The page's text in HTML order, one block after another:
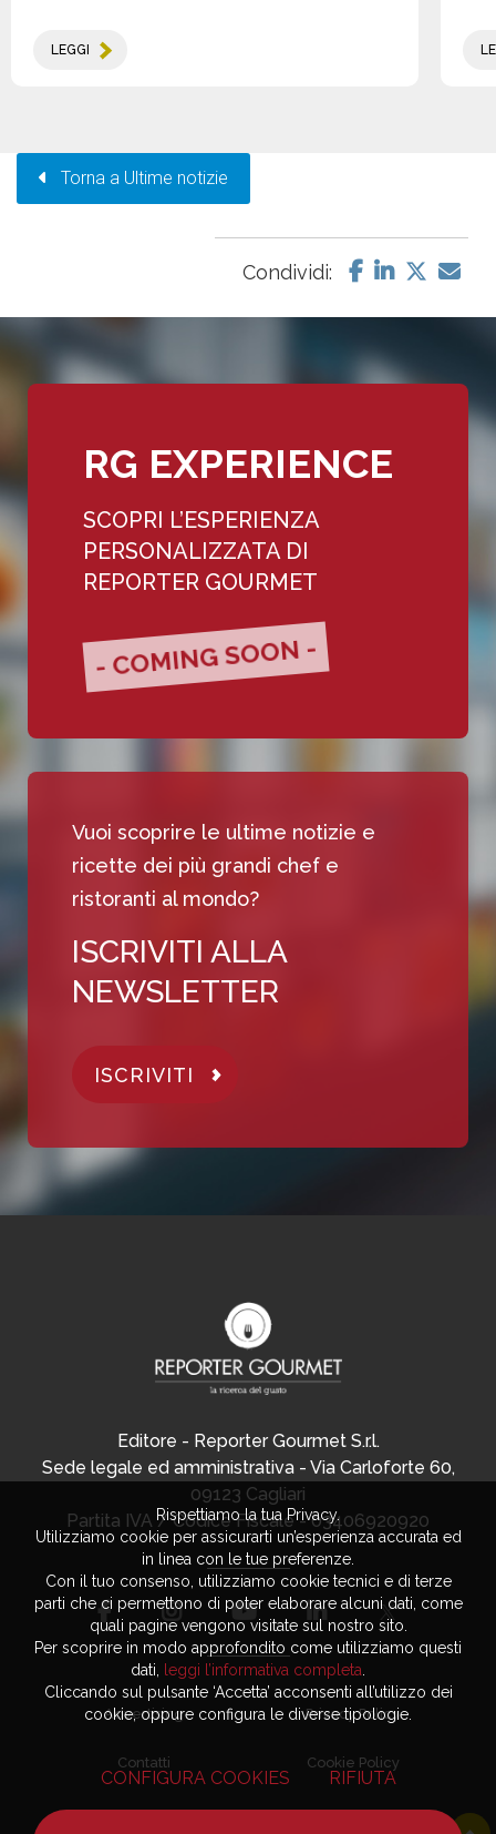
LEGGI
Torna a Ultime notizie
Condividi:
RG EXPERIENCE
SCOPRI L’ESPERIENZA
PERSONALIZZATA DI
REPORTER GOURMET
- COMING SOON -
Vuoi scoprire le ultime notizie e
ricette dei più grandi chef e
ristoranti al mondo?
ISCRIVITI ALLA
NEWSLETTER
ISCRIVITI
Editore - Reporter Gourmet S.r.l.
Sede legale ed amministrativa - Via Carloforte 60,
09123 Cagliari
Partita IVA / Codice Fiscale - 03406920920
Advertising
Contatti
Privacy Policy
Cookie Policy
Rispettiamo la tua Privacy.
Utilizziamo cookie per assicurarti un’esperienza accurata ed
in linea con le tue preferenze.
Con il tuo consenso, utilizziamo cookie tecnici e di terze
parti che ci permettono di poter elaborare alcuni dati, come
quali pagine vengono visitate sul nostro sito.
Per scoprire in modo approfondito come utilizziamo questi
dati,
leggi l’informativa completa
Cliccando sul pulsante ‘Accetta’ acconsenti all’utilizzo dei
cookie, oppure configura le diverse tipologie.
CONFIGURA COOKIES RIFIUTA